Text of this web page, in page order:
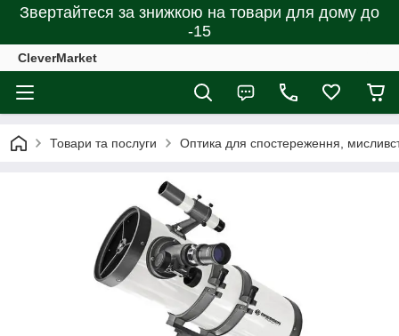
Звертайтеся за знижкою на товари для дому до
-15
CleverMarket
Товари та послуги Оптика для спостереження,